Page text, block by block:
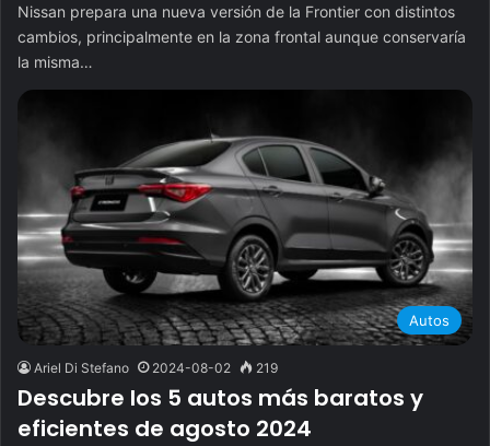
Nissan prepara una nueva versión de la Frontier con distintos
cambios, principalmente en la zona frontal aunque conservaría
la misma…
Autos
Ariel Di Stefano 2024-08-02 219
Descubre los 5 autos más baratos y
eficientes de agosto 2024